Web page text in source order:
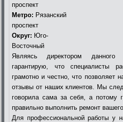
проспект
Метро: Рязанский
проспект
Округ: Юго-
Восточный
Являясь директором данного
гарантирую, что специалисты
грамотно и честно, что позволяет
отзывы от наших клиентов. Мы
говорила сама за себя, а потому
правильно выполнить ремонт
Для профессиональной работы у